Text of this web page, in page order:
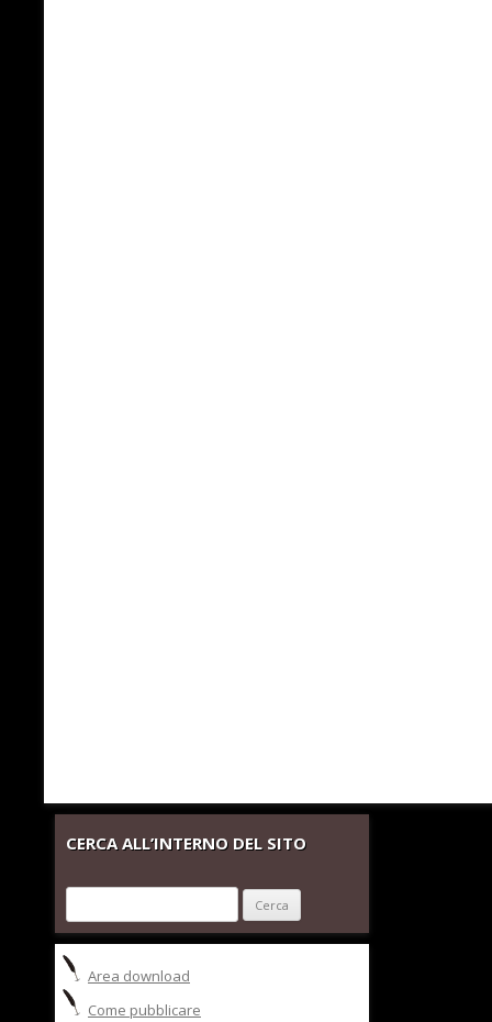
CERCA ALL’INTERNO DEL SITO
per:
Area download
Come pubblicare